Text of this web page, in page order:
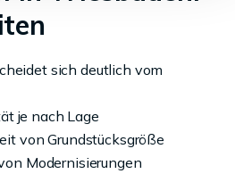
sich deutlich vom
je nach Lage
von Grundstücksgröße
Modernisierungen